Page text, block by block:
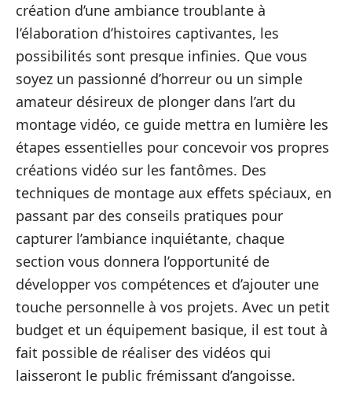
création d’une ambiance troublante à
l’élaboration d’histoires captivantes, les
possibilités sont presque infinies. Que vous
soyez un passionné d’horreur ou un simple
amateur désireux de plonger dans l’art du
montage vidéo, ce guide mettra en lumière les
étapes essentielles pour concevoir vos propres
créations vidéo sur les fantômes. Des
techniques de montage aux effets spéciaux, en
passant par des conseils pratiques pour
capturer l’ambiance inquiétante, chaque
section vous donnera l’opportunité de
développer vos compétences et d’ajouter une
touche personnelle à vos projets. Avec un petit
budget et un équipement basique, il est tout à
fait possible de réaliser des vidéos qui
laisseront le public frémissant d’angoisse.